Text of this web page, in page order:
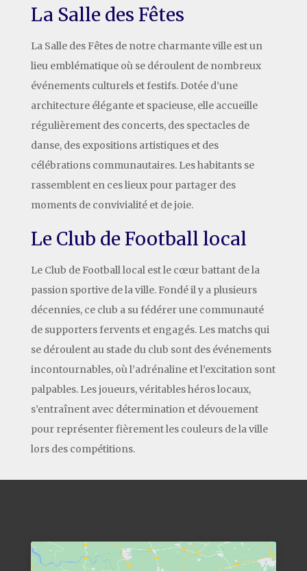
La Salle des Fêtes
La Salle des Fêtes de notre charmante ville est un
lieu emblématique où se déroulent de nombreux
événements culturels et festifs. Dotée d’une
architecture élégante et spacieuse, elle accueille
régulièrement des concerts, des spectacles de
danse, des expositions artistiques et des
célébrations communautaires. Les habitants se
rassemblent en ces lieux pour partager des
moments de convivialité et de joie.
Le Club de Football local
Le Club de Football local est le cœur battant de la
passion sportive de la ville. Fondé il y a plusieurs
décennies, ce club a su fédérer une communauté
de supporters fervents et engagés. Les matchs qui
se déroulent au stade du club sont des événements
incontournables, où l’adrénaline et l’excitation sont
palpables. Les joueurs, véritables héros locaux,
s’entraînent avec détermination et dévouement
pour représenter fièrement les couleurs de la ville
lors des compétitions.